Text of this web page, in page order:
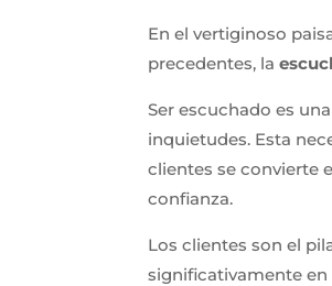
En el vertiginoso
precedentes, la
Ser escuchado es
inquietudes. Esta
clientes se convierte
confianza.
Los clientes son el
significativamente